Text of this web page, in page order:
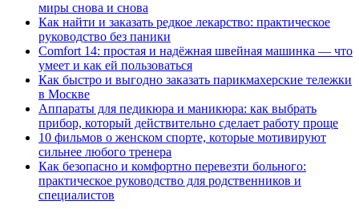
миры снова и снова
Как найти и заказать редкое лекарство: практическое
руководство без паники
Comfort 14: простая и надёжная швейная машинка — что
умеет и как ей пользоваться
Как быстро и выгодно заказать парикмахерские тележки
в Москве
Аппараты для педикюра и маникюра: как выбрать
прибор, который действительно сделает работу проще
10 фильмов о женском спорте, которые мотивируют
сильнее любого тренера
Как безопасно и комфортно перевезти больного:
практическое руководство для родственников и
специалистов